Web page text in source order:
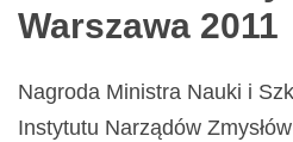
Warszawa 2011
Nagroda Ministra Nauki i
Instytutu Narządów